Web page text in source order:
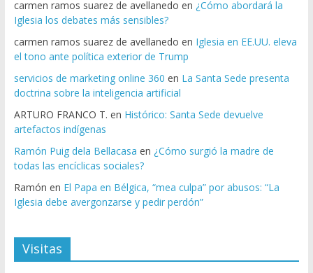
carmen ramos suarez de avellanedo en ¿Cómo abordará la
Iglesia los debates más sensibles?
carmen ramos suarez de avellanedo en Iglesia en EE.UU. eleva
el tono ante política exterior de Trump
servicios de marketing online 360 en La Santa Sede presenta
doctrina sobre la inteligencia artificial
ARTURO FRANCO T. en Histórico: Santa Sede devuelve
artefactos indígenas
Ramón Puig dela Bellacasa en ¿Cómo surgió la madre de
todas las encíclicas sociales?
Ramón en El Papa en Bélgica, “mea culpa” por abusos: “La
Iglesia debe avergonzarse y pedir perdón”
Visitas